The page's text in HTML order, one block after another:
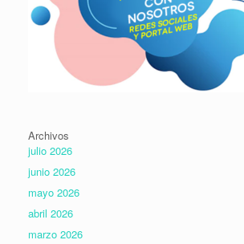
Archivos
julio 2026
junio 2026
mayo 2026
abril 2026
marzo 2026